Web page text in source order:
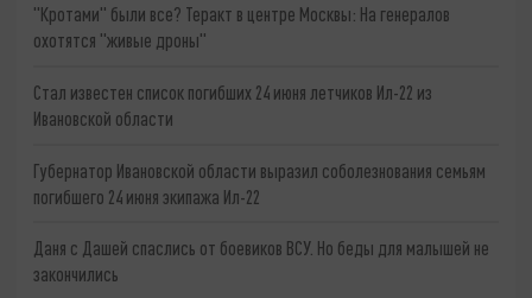
"Кротами" были все? Теракт в центре Москвы: На генералов
охотятся "живые дроны"
Стал известен список погибших 24 июня летчиков Ил-22 из
Ивановской области
Губернатор Ивановской области выразил соболезнования семьям
погибшего 24 июня экипажа Ил-22
Даня с Дашей спаслись от боевиков ВСУ. Но беды для малышей не
закончились